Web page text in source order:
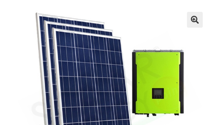
Chi siamo
Contatti
My account
Produttori